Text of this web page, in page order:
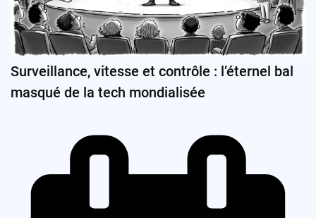
Surveillance, vitesse et contrôle : l’éternel bal
masqué de la tech mondialisée